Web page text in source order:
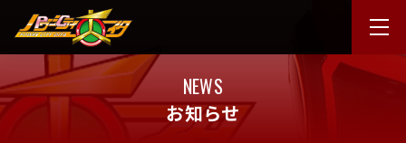
NEWS
お知らせ